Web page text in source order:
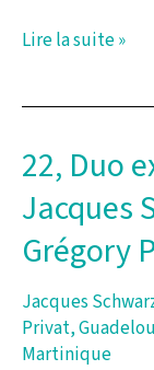
Jacques
Nouvelle
biographie
signée
Esther
Eloidin
Lire la suite »
22, Duo
Jacques
Grégory
Jacques
Privat,
Martinique